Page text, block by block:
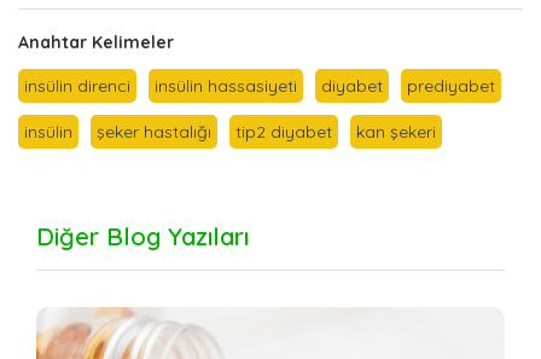
Anahtar Kelimeler
insülin direnci
insülin hassasiyeti diyabet prediyabet
insülin şeker hastalığı tip2 diyabet kan şekeri
Diğer Blog Yazıları